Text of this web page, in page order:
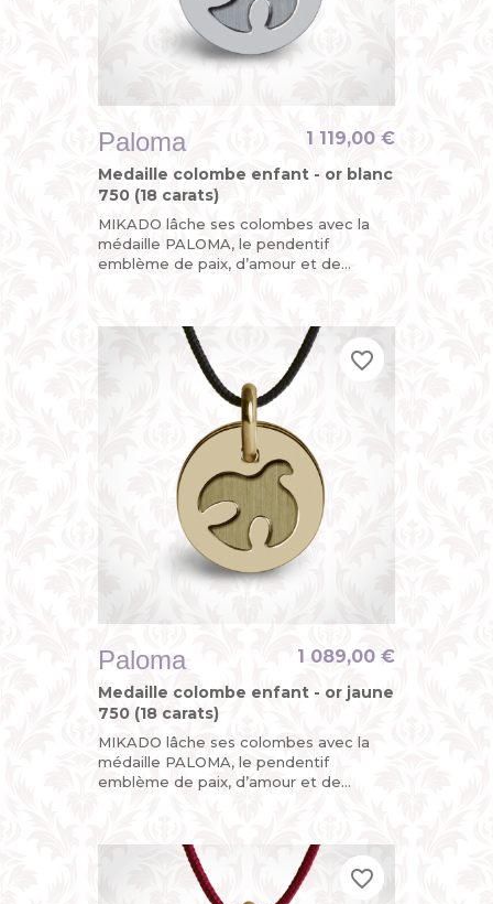
Paloma
Medaille colombe enfant - or blanc
750 (18 carats)
MIKADO lâche ses colombes avec la
médaille PALOMA, le pendentif
emblème de paix, d’amour et de
1 119,00 €
Paloma
Medaille colombe enfant - or jaune
750 (18 carats)
MIKADO lâche ses colombes avec la
médaille PALOMA, le pendentif
emblème de paix, d’amour et de
1 089,00 €
favorite_border
favorite_border
favorite_border
favorite_border
favorite_border
favorite_border